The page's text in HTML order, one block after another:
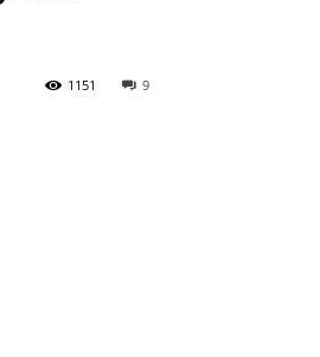
9
1151